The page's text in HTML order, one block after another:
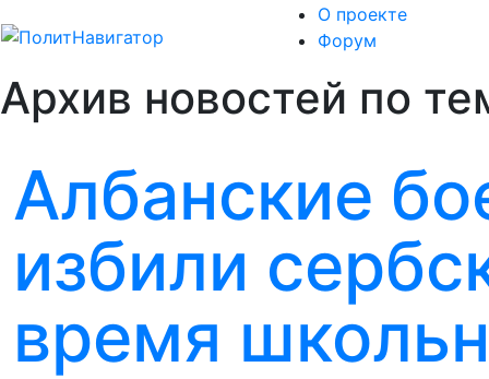
О проекте
Форум
Архив новостей по
Албанские
избили
время